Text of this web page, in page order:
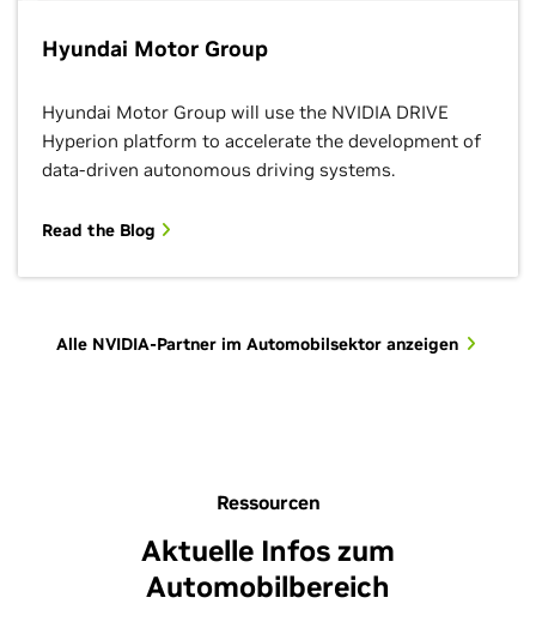
Hyundai Motor Group
Hyundai Motor Group will use the NVIDIA DRIVE
Hyperion platform to accelerate the development of
data-driven autonomous driving systems.
Read the Blog
Alle NVIDIA-Partner im Automobilsektor anzeigen
Ressourcen
Aktuelle Infos zum
Automobilbereich